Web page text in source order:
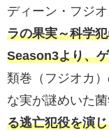
ディーン・フジ
ラの果実～科学
Season3より、
類巻（フジオカ
な実が謎めいた菌
る逃亡犯役を演